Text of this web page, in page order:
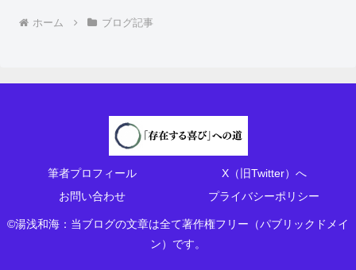
ホーム ブログ記事
筆者プロフィール
X（旧Twitter）へ
お問い合わせ
プライバシーポリシー
©湯浅和海：当ブログの文章は全て著作権フリー（パブリックドメイ
ン）です。